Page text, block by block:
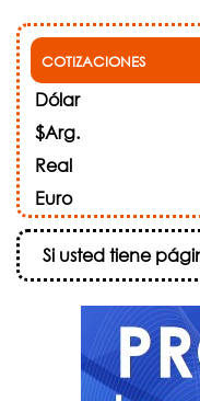
COTIZACIONES
Dólar
$Arg.
Real
Euro
Si usted tiene